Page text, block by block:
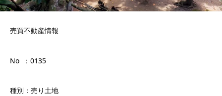
売買不動産情報
No ：0135
種別：売り土地